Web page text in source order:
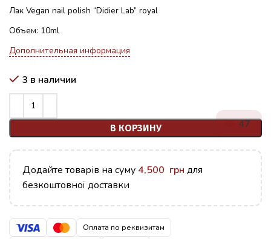
Лак Vegan nail polish “Didier Lab” royal
Объем: 10ml
Дополнительная информация
3 в наличии
В КОРЗИНУ 47
Додайте товарів на суму 4,500 грн для
безкоштовної доставки
Оплата по реквизитам